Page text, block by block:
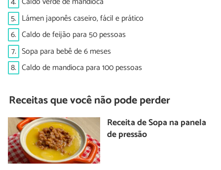
5. Lámen japonês caseiro, fácil e prático
6. Caldo de feijão para 50 pessoas
7. Sopa para bebê de 6 meses
8. Caldo de mandioca para 100 pessoas
Receitas que você não pode perder
Receita de Sopa na panela
de pressão